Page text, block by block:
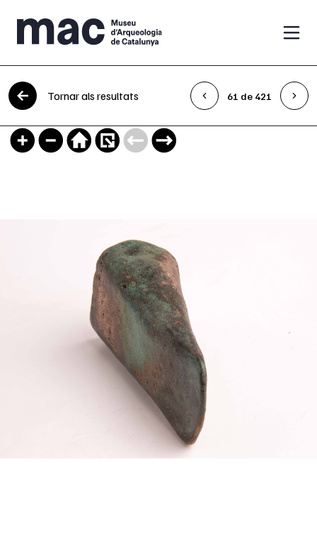
Vés al contingut
Tornar als resultats 61 de 421